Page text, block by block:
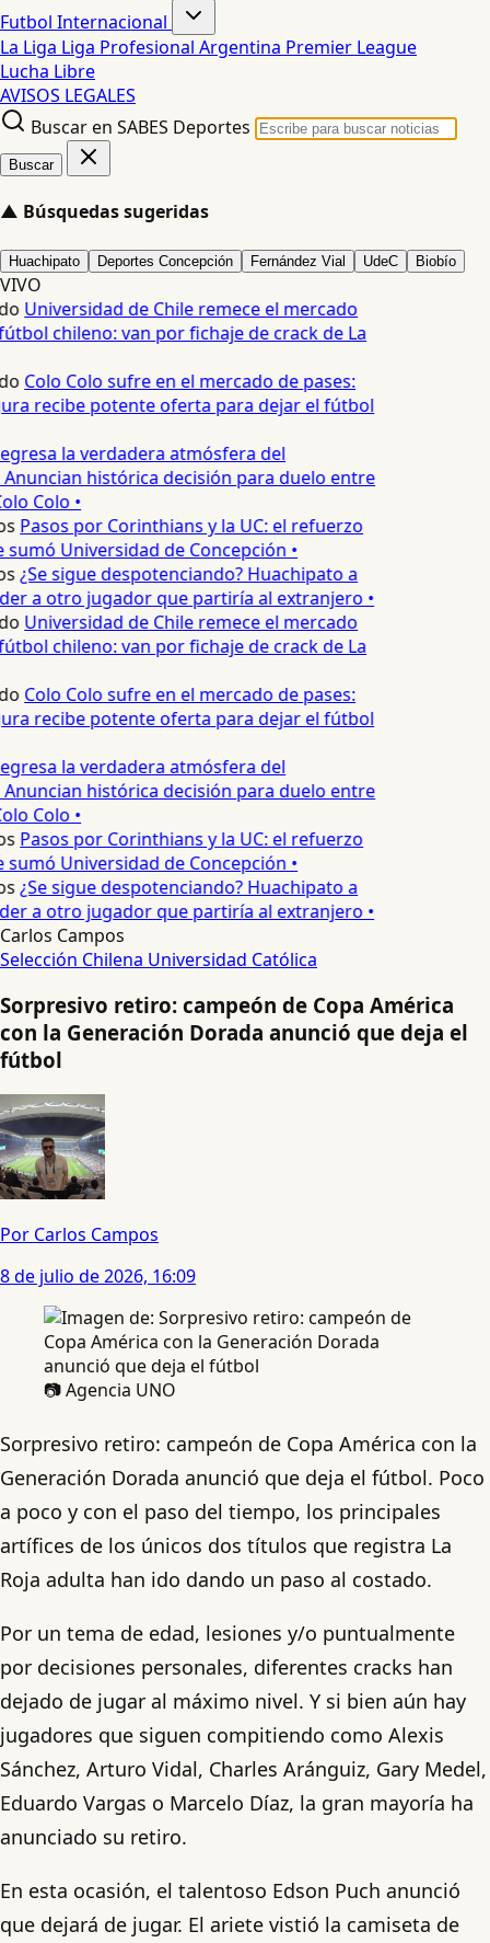
Futbol Internacional
La Liga Liga Profesional Argentina Premier League
Lucha Libre
AVISOS LEGALES
Buscar en SABES Deportes
Buscar
▲ Búsquedas sugeridas
Huachipato Deportes Concepción Fernández Vial UdeC Biobío
VIVO
Universidad de Chile remece el mercado
chileno: van por fichaje de crack de La
Colo Colo sufre en el mercado de pases:
recibe potente oferta para dejar el fútbol
la verdadera atmósfera del
histórica decisión para duelo entre
Colo •
Pasos por Corinthians y la UC: el refuerzo
Universidad de Concepción •
¿Se sigue despotenciando? Huachipato a
a otro jugador que partiría al extranjero •
Universidad de Chile remece el mercado
chileno: van por fichaje de crack de La
Colo Colo sufre en el mercado de pases:
recibe potente oferta para dejar el fútbol
la verdadera atmósfera del
histórica decisión para duelo entre
Colo •
Pasos por Corinthians y la UC: el refuerzo
Universidad de Concepción •
¿Se sigue despotenciando? Huachipato a
a otro jugador que partiría al extranjero •
Carlos Campos
Selección Chilena Universidad Católica
Sorpresivo retiro: campeón de Copa América
con la Generación Dorada anunció que deja el
fútbol
Por Carlos Campos
8 de julio de 2026, 16:09
📷 Agencia UNO
Sorpresivo retiro: campeón de Copa América con la
Generación Dorada anunció que deja el fútbol. Poco
a poco y con el paso del tiempo, los principales
artífices de los únicos dos títulos que registra La
Roja adulta han ido dando un paso al costado.
Por un tema de edad, lesiones y/o puntualmente
por decisiones personales, diferentes cracks han
dejado de jugar al máximo nivel. Y si bien aún hay
jugadores que siguen compitiendo como Alexis
Sánchez, Arturo Vidal, Charles Aránguiz, Gary Medel,
Eduardo Vargas o Marcelo Díaz, la gran mayoría ha
anunciado su retiro.
En esta ocasión, el talentoso Edson Puch anunció
que dejará de jugar. El ariete vistió la camiseta de